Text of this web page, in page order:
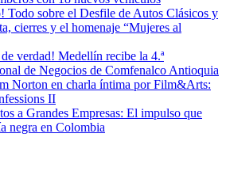
Todo sobre el Desfile de Autos Clásicos y
cierres y el homenaje “Mujeres al
verdad! Medellín recibe la 4.ª
de Negocios de Comfenalco Antioquia
Norton en charla íntima por Film&Arts:
II
a Grandes Empresas: El impulso que
negra en Colombia